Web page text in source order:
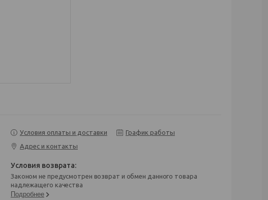
Условия оплаты и доставки
График работы
Адрес и контакты
Законом не предусмотрен возврат и обмен данного товара
надлежащего качества
Подробнее